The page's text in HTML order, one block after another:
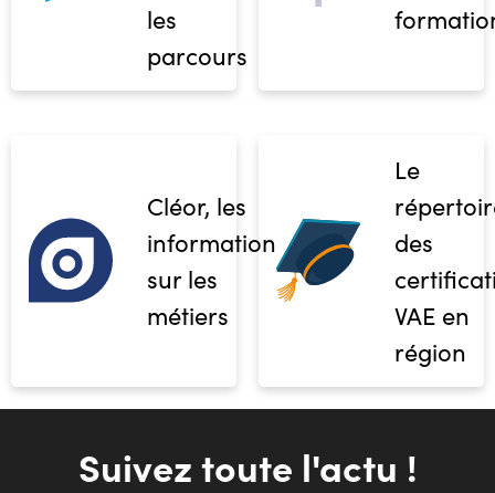
les
parcours
Cléor, les
informations
sur les
métiers
Le
des
VAE en
région
Suivez toute l'actu !